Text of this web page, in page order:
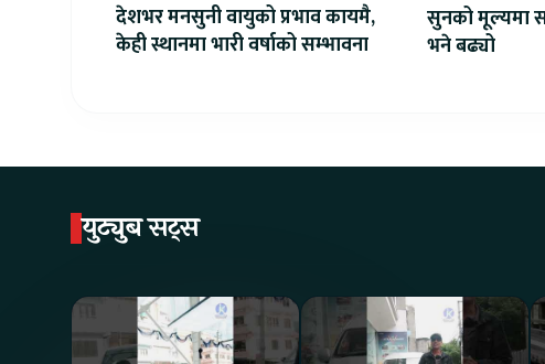
देशभर मनसुनी वायुको प्रभाव कायमै,
केही स्थानमा भारी वर्षाको सम्भावना
सुनको मूल्यमा
भने बढ्यो
युट्युब सट्स